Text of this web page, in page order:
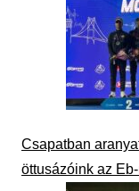
Csapatban
öttusázóink az